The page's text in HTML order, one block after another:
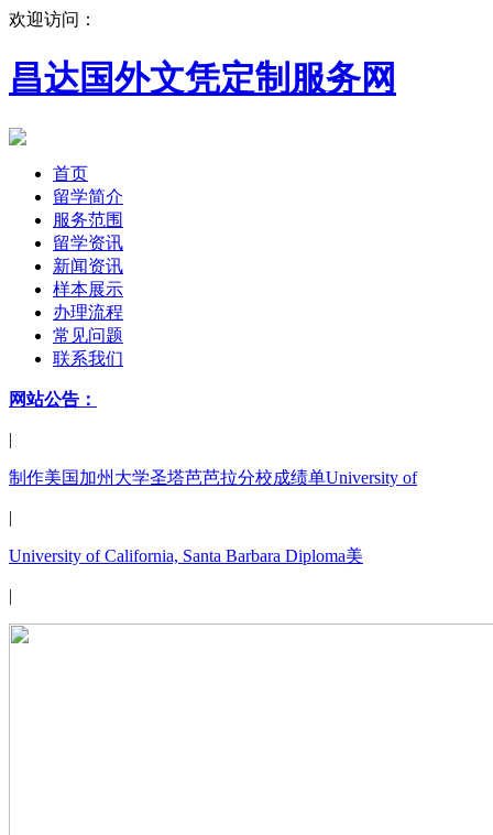
欢迎访问：
昌达国外文凭定制服务网
首页
留学简介
服务范围
留学资讯
新闻资讯
样本展示
办理流程
常见问题
联系我们
网站公告：
|
制作美国加州大学圣塔芭芭拉分校成绩单University of
|
University of California, Santa Barbara Diploma美
|